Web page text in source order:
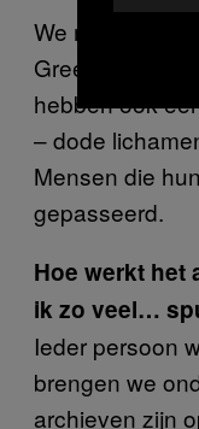
We moesten
Green
hebben ook
– dode
Mensen die
gepasseerd.
Hoe werkt het
ik zo veel…
Ieder persoon
brengen we
archieven zijn